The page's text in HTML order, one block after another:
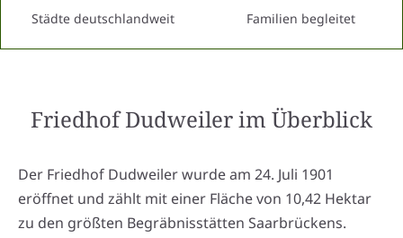
Städte deutschlandweit Familien begleitet
Friedhof Dudweilerim Überblick
Der Friedhof Dudweiler wurde am 24. Juli 1901
eröffnet und zählt mit einer Fläche von 10,42 Hektar
zu den größten Begräbnisstätten Saarbrückens.